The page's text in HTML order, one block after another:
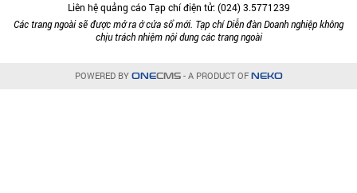
Liên hệ quảng cáo Tạp chí điện tử: (024) 3.5771239
Các trang ngoài sẽ được mở ra ở cửa sổ mới. Tạp chí Diễn đàn Doanh nghiệp không
chịu trách nhiệm nội dung các trang ngoài
POWERED BY ONECMS- A PRODUCT OF NEKO